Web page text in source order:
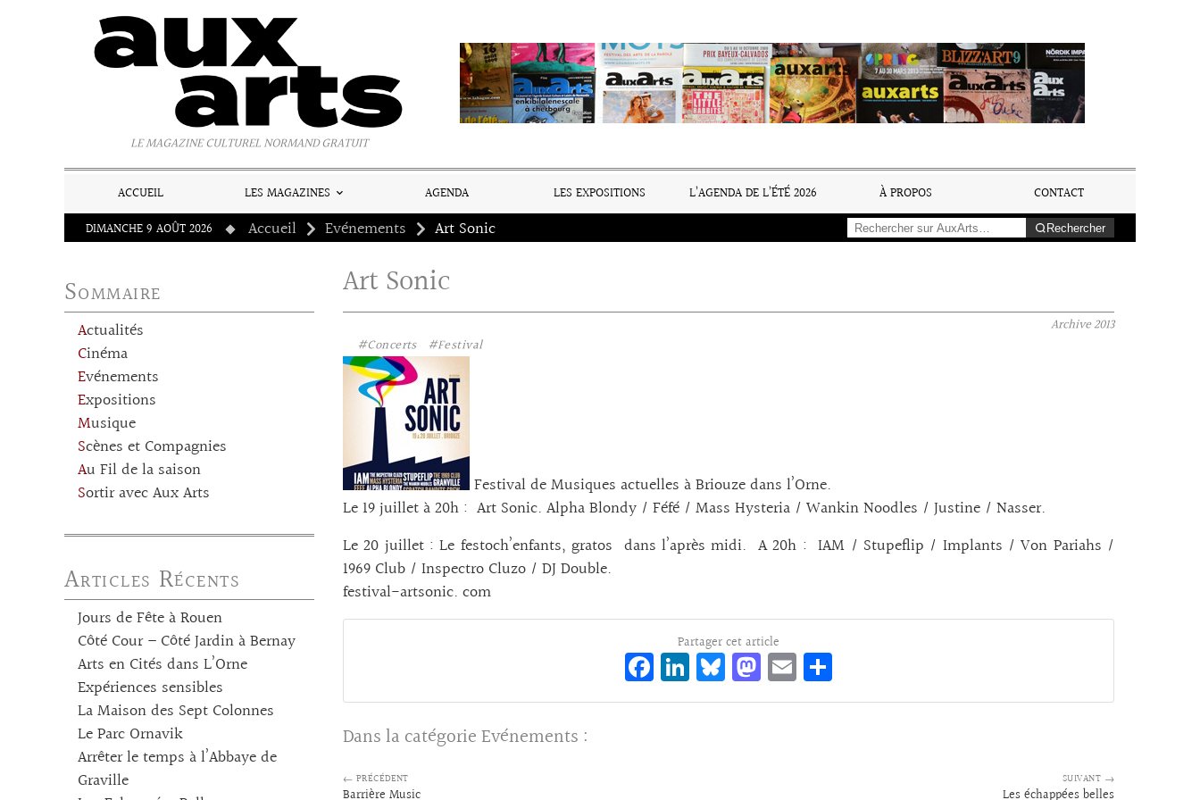
LE MAGAZINE CULTUREL NORMAND GRATUIT
ACCUEIL LES MAGAZINES AGENDA LES EXPOSITIONS L’AGENDA DE L’ÉTÉ 2026 À PROPOS
CONTACT
DIMANCHE 9 AOÛT 2026
Accueil Evénements Art Sonic Rechercher
Sommaire
Actualités
Cinéma
Evénements
Expositions
Musique
Scènes et Compagnies
Au Fil de la saison
Sortir avec Aux Arts
Articles Récents
Jours de Fête à Rouen
Côté Cour – Côté Jardin à Bernay
Arts en Cités dans L’Orne
Expériences sensibles
La Maison des Sept Colonnes
Le Parc Ornavik
Arrêter le temps à l’Abbaye de
Graville
Art Sonic
Archive2013
#Concerts
#Festival
Festival de Musiques actuelles à Briouze dans l’Orne.
Le 19 juillet à 20h : Art Sonic. Alpha Blondy / Féfé / Mass Hysteria / Wankin Noodles / Justine / Nasser.
Le 20 juillet : Le festoch’enfants, gratos dans l’après midi. A 20h : IAM / Stupeflip / Implants / Von Pariahs /
1969 Club / Inspectro Cluzo / DJ Double.
festival-artsonic. com
Partager cet article
Fa
ce
Li
n
Bl
ue
M
as
E
m rt
Dans la catégorieEvénements :
← PRÉCÉDENT
Barrière Music
SUIVANT →
Les échappées belles
Panneau de gestion des cookies